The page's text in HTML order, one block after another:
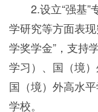
2.设立“强基
学研究等方面表
学奖学金”，支持
学习）、国（境
国（境）外高水
学校。